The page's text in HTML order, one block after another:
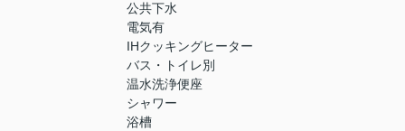
公共下水
電気有
IHクッキングヒーター
バス・トイレ別
温水洗浄便座
シャワー
浴槽